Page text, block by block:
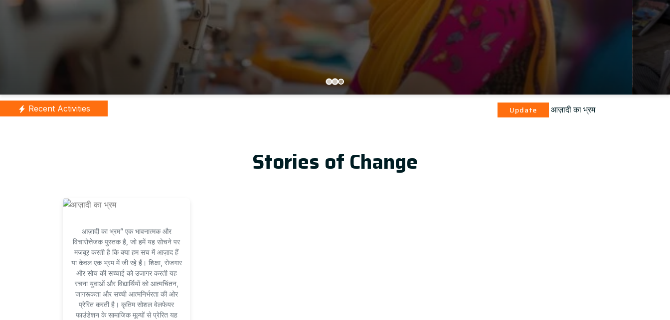
Recent Activities आज़ादी का भ्रम
Stories of Change
आज़ादी का भ्रम” एक भावनात्मक और
विचारोत्तेजक पुस्तक है, जो हमें यह सोचने पर
मजबूर करती है कि क्या हम सच में आज़ाद हैं
या केवल एक भ्रम में जी रहे हैं। शिक्षा, रोजगार
और सोच की सच्चाई को उजागर करती यह
रचना युवाओं और विद्यार्थियों को आत्मचिंतन,
जागरूकता और सच्ची आत्मनिर्भरता की ओर
प्रेरित करती है। कृतिम सोशल वेलफेयर
फाउंडेशन के सामाजिक मूल्यों से प्रेरित यह